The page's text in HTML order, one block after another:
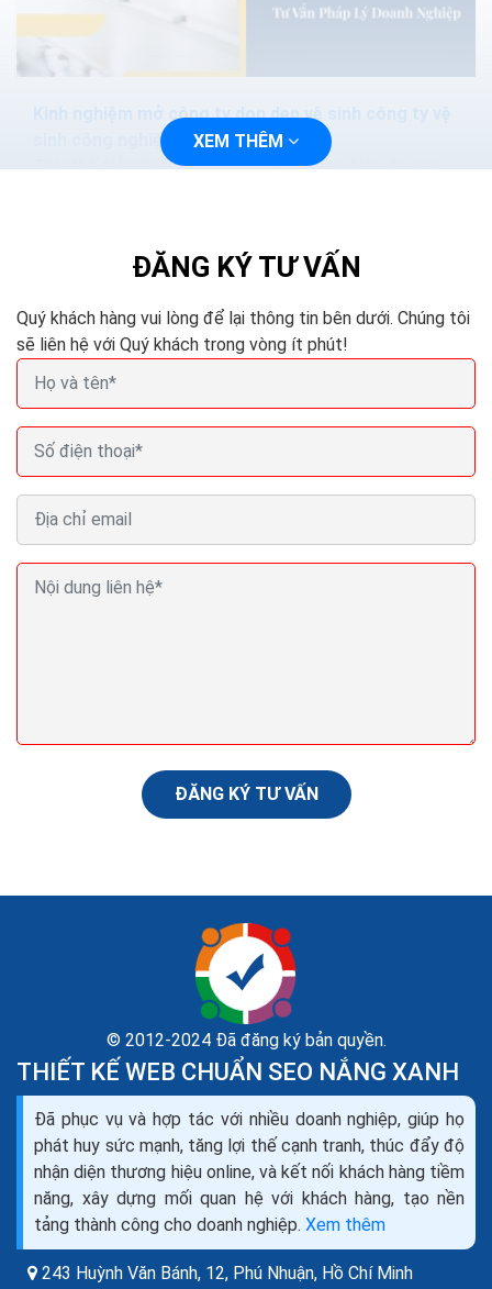
Kinh nghiệm mở công ty dọn dẹp vệ sinh công ty vệ
sinh công nghiệp
Thời thế trở nên bận rộn, cuộc sống càng hiện đại mọi
Dịch vụ vệ sinh nhà cửa dọn dẹp theo giờ giá cả
công ty nào tốt
Dịch vụ công nghiệp tại những đơn vị uy tín nhằm mang
đến một môi trường sống và làm việc tiện nghi, sạch sẽ,
đảm bảo an toàn cho sức khỏe, thoải...
XEM THÊM
ĐĂNG KÝ TƯ VẤN
Quý khách hàng vui lòng để lại thông tin bên dưới. Chúng tôi
sẽ liên hệ với Quý khách trong vòng ít phút!
ĐĂNG KÝ TƯ VẤN
© 2012-2024 Đã đăng ký bản quyền.
THIẾT KẾ WEB CHUẨN SEO NẮNG XANH
Đã phục vụ và hợp tác với nhiều doanh nghiệp, giúp họ
phát huy sức mạnh, tăng lợi thế cạnh tranh, thúc đẩy độ
nhận diện thương hiệu online, và kết nối khách hàng tiềm
năng, xây dựng mối quan hệ với khách hàng, tạo nền
tảng thành công cho doanh nghiệp. Xem thêm
243 Huỳnh Văn Bánh, 12, Phú Nhuận, Hồ Chí Minh